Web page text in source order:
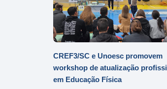
CREF3/SC e Unoesc promovem
workshop de atualização
em Educação Física